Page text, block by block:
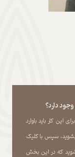
دارد؟
کار باید باوارد
سپس با کلیک
که در این بخش